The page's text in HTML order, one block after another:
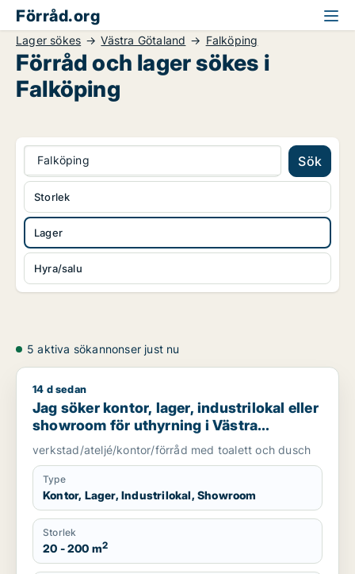
Förråd.org
Lager sökes Västra Götaland Falköping
Förråd och lager sökes i
Falköping
Falköping Sök
Lager
Hyra/salu
Storlek
5 aktiva sökannonser just nu
Jag söker kontor, lager, industrilokal eller showroom för
14 d sedan
Jag söker kontor, lager, industrilokal eller
showroom för uthyrning i Västra
Götaland
verkstad/ateljé/kontor/förråd med toalett och dusch
Type
Kontor, Lager, Industrilokal, Showroom
Storlek
20 - 200 m2